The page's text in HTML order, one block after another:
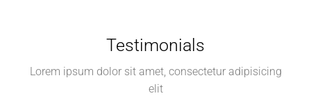
Testimonials
Lorem ipsum dolor sit amet, consectetur adipisicing
elit